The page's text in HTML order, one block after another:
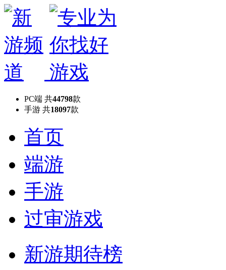
PC端 共44798款
手游 共18097款
首页
端游
手游
过审游戏
新游期待榜